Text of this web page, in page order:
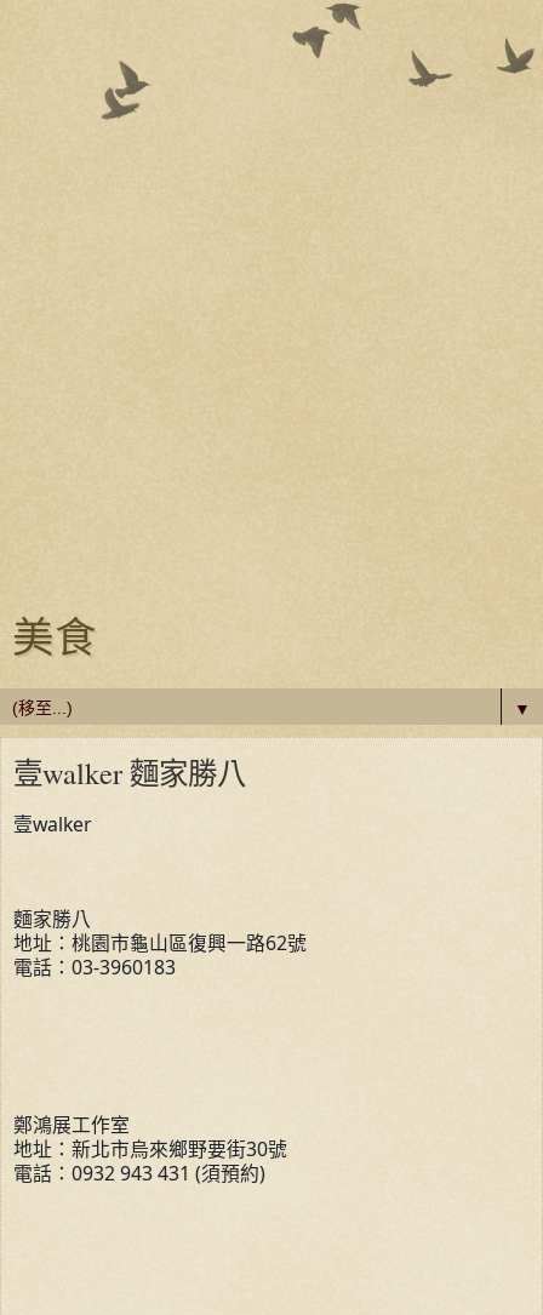
美食
▼
壹walker 麵家勝八
壹walker
麵家勝八
地址：桃園市龜山區復興一路62號
電話：03-3960183
鄭鴻展工作室
地址：新北市烏來鄉野要街30號
電話：0932 943 431 (須預約)